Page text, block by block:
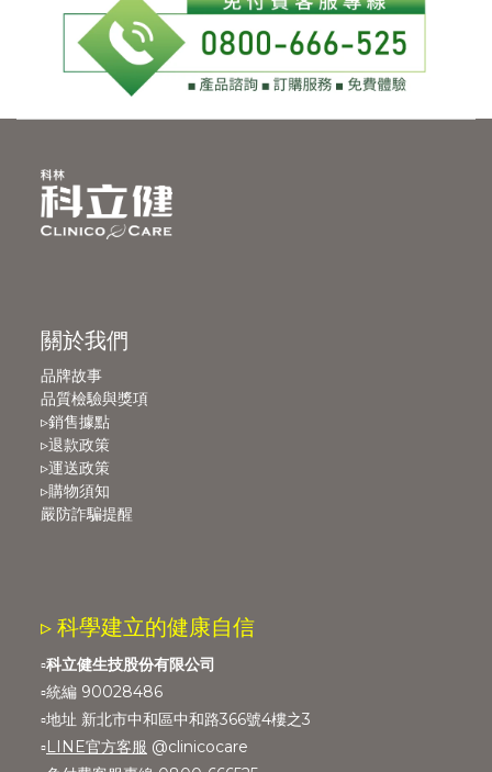
關於我們
品牌故事
品質檢驗與獎項
▹銷售據點
▹退款政策
▹運送政策
▹購物須知
嚴防詐騙提醒
▹ 科學建立的健康自信
▫️科立健生技股份有限公司
▫️統編 90028486
▫️地址 新北市中和區中和路366號4樓之3
▫️LINE官方客服 @clinicocare